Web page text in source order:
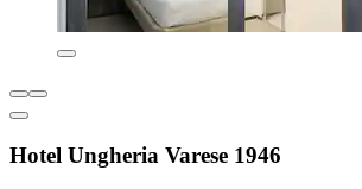
Hotel Ungheria Varese 1946